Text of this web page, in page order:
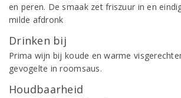
en peren. De smaak zet friszuur in en
milde afdronk
Drinken bij
Prima wijn bij koude en warme
gevogelte in roomsaus.
Houdbaarheid